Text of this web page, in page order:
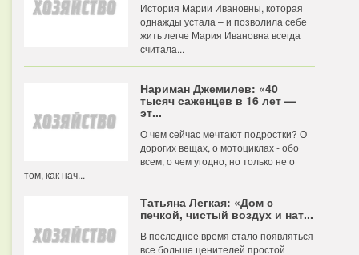
История Марии Ивановны, которая
однажды устала – и позволила себе
жить легче Мария Ивановна всегда
считала...
Нариман Джемилев: «40
тысяч саженцев в 16 лет —
эт...
О чем сейчас мечтают подростки? О
дорогих вещах, о мотоциклах - обо
всем, о чем угодно, но только не о
том, как нач...
Татьяна Легкая: «Дом с
печкой, чистый воздух и нат...
В последнее время стало появляться
все больше ценителей простой